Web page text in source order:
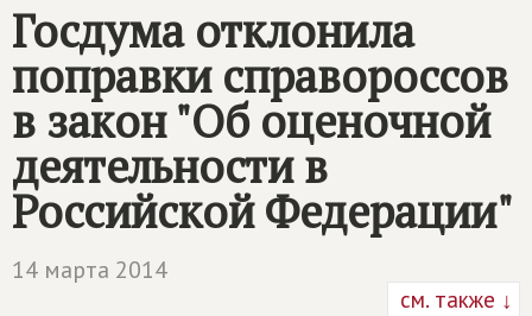
Госдума отклонила
поправки справороссов
в закон "Об оценочной
деятельности в
Российской Федерации"
14 марта 2014
см. также ↓